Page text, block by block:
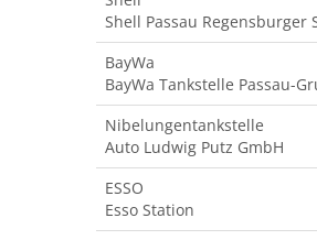
Shell Passau Regensburger
BayWa
BayWa Tankstelle Passau-
Nibelungentankstelle
Auto Ludwig Putz GmbH
ESSO
Esso Station